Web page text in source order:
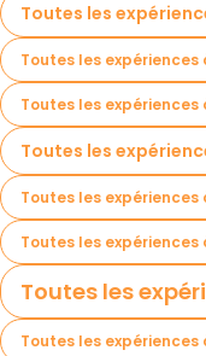
Toutes les
Toutes les
Toutes les expériences
Toutes les
Toutes les expériences
Toutes les expériences
Toutes les
Toutes les expériences